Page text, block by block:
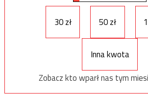
30 zł 50 zł
Inna kwota
Zobacz kto wparł nas tym